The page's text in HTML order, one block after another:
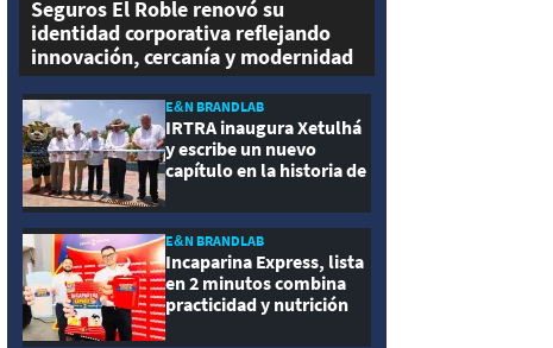
Seguros El Roble renovó su
identidad corporativa reflejando
innovación, cercanía y modernidad
E&N BRANDLAB
IRTRA inaugura Xetulhá
y escribe un nuevo
capítulo en la historia de
la recreación de
Guatemala
E&N BRANDLAB
Incaparina Express, lista
en 2 minutos combina
practicidad y nutrición